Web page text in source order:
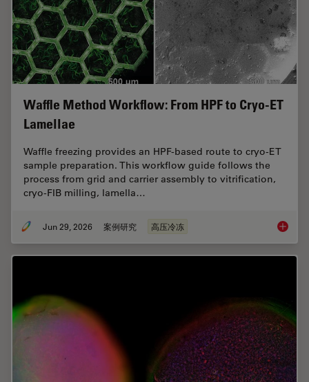
Waffle Method Workflow: From HPF to Cryo-ET
Lamellae
Waffle freezing provides an HPF-based route to cryo-ET
sample preparation. This workflow guide follows the
process from grid and carrier assembly to vitrification,
cryo-FIB milling, lamella…
Jun 29, 2026 案例研究 高压冷冻 Waffle